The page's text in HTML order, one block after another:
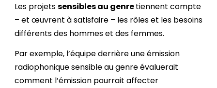
Les projetssensibles au genretiennent compte
– et œuvrent à satisfaire – les rôles et les besoins
différents des hommes et des femmes.
Par exemple, l’équipe derrière une émission
radiophonique sensible au genre évaluerait
comment l’émission pourrait affecter